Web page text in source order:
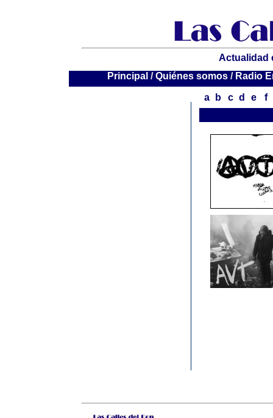
Principal / Quiénes somos / Radio
Actualidad
a b c d e f